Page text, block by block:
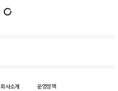
회사소개
운영정책